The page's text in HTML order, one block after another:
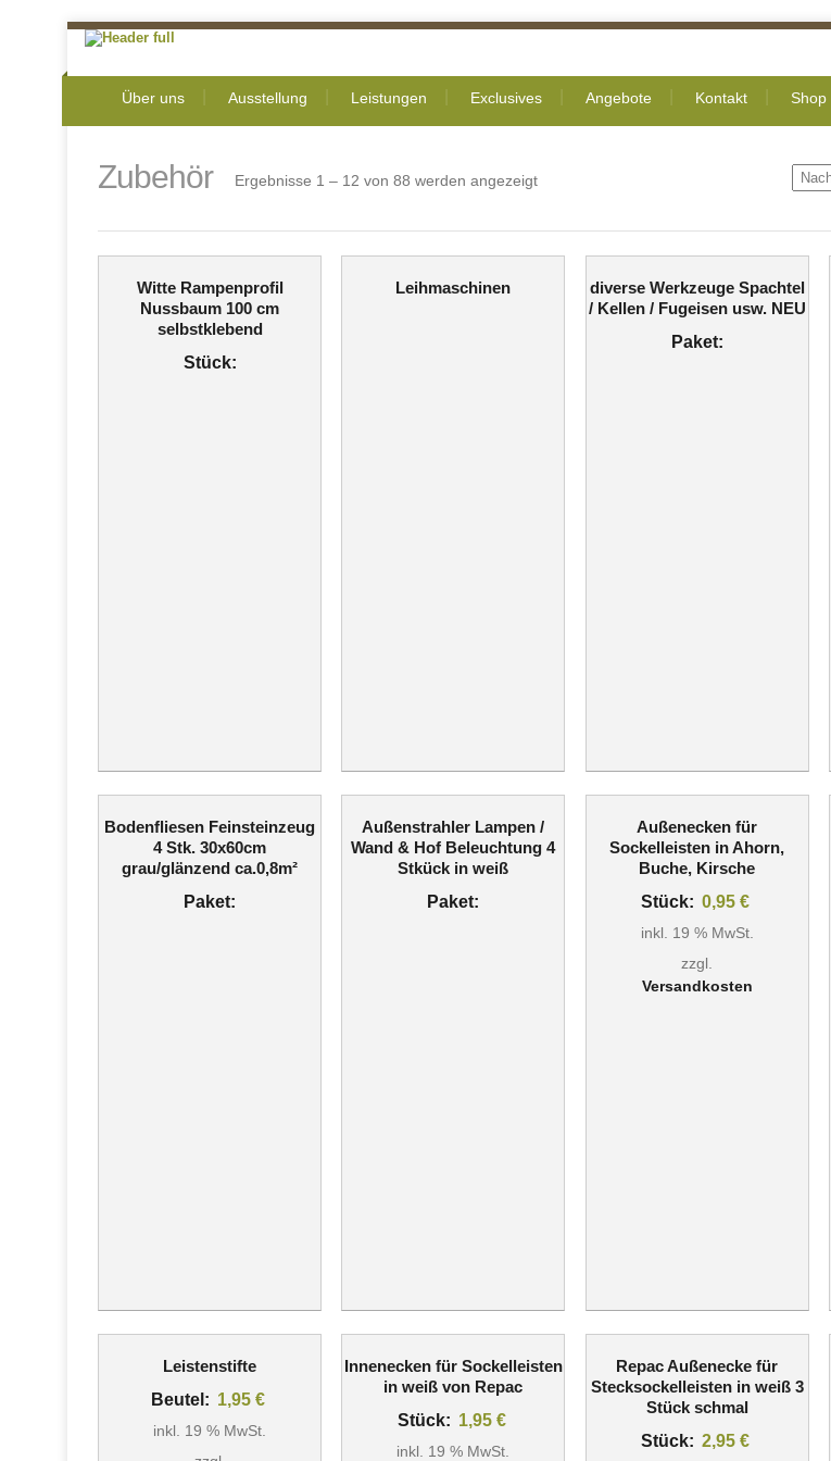
Über uns Ausstellung Leistungen Exclusives Angebote Kontakt Shop
Zubehör Ergebnisse 1 – 12 von 88 werden angezeigt
Witte Rampenprofil
Nussbaum 100 cm
selbstklebend
Stück:
Leihmaschinen
diverse Werkzeuge Spachtel
/ Kellen / Fugeisen usw. NEU
Paket:
Bodenfliesen Feinsteinzeug
4 Stk. 30x60cm
grau/glänzend ca.0,8m²
Paket:
Außenstrahler Lampen /
Wand & Hof Beleuchtung 4
Stkück in weiß
Paket:
Außenecken für
Sockelleisten in Ahorn,
Buche, Kirsche
Stück: 0,95€
inkl. 19 % MwSt.
zzgl.
Versandkosten
Leistenstifte
Beutel: 1,95€
inkl. 19 % MwSt.
Innenecken für Sockelleisten
in weiß von Repac
Stück: 1,95 €
inkl. 19 % MwSt.
Repac Außenecke für
Stecksockelleisten in weiß 3
Stück schmal
Stück: 2,95€